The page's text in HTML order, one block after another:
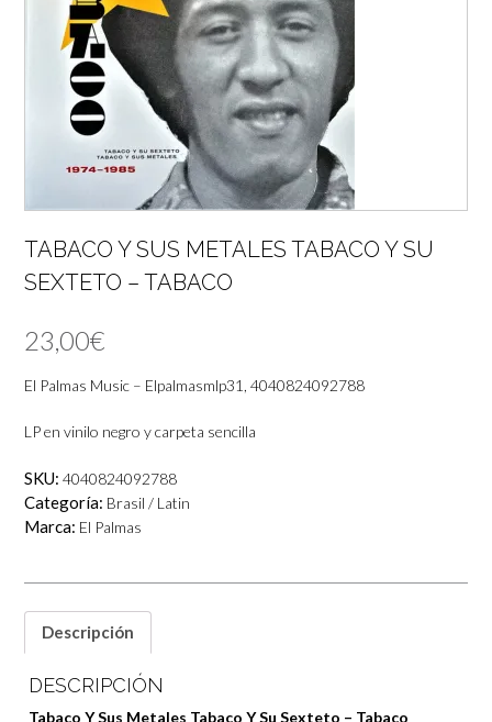
TABACO Y SUS METALES TABACO Y SU
SEXTETO – TABACO
23,00€
El Palmas Music – Elpalmasmlp31, 4040824092788
LP en vinilo negro y carpeta sencilla
SKU: 4040824092788
Categoría: Brasil / Latin
Marca: El Palmas
Descripción
DESCRIPCIÓN
Tabaco Y Sus Metales Tabaco Y Su Sexteto – Tabaco